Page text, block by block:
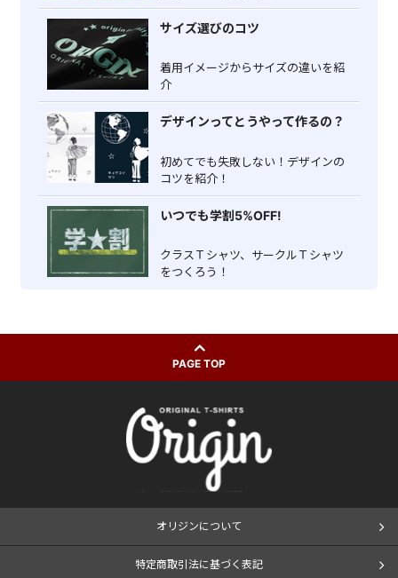
サイズ選びのコツ
着用イメージからサイズの違いを紹
介
デザインってとうやって作るの？
初めてでも失敗しない！デザインの
コツを紹介！
いつでも学割5%OFF!
クラスＴシャツ、サークルＴシャツ
をつくろう！
PAGE TOP
オリジンについて
特定商取引法に基づく表記